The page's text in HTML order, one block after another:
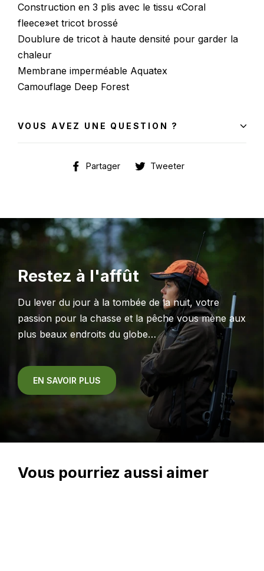
Construction en 3 plis avec le tissu «Coral
fleece»et tricot brossé
Doublure de tricot à haute densité pour garder la
chaleur
Membrane imperméable Aquatex
Camouflage Deep Forest
VOUS AVEZ UNE QUESTION ?
Partager
PartagerTweeter
Restez à l'affût
Du lever du jour à la tombée de la nuit, votre
passion pour la chasse et la pêche vous mène aux
plus beaux endroits du globe…
EN SAVOIR PLUS
Vous pourriez aussi aimer